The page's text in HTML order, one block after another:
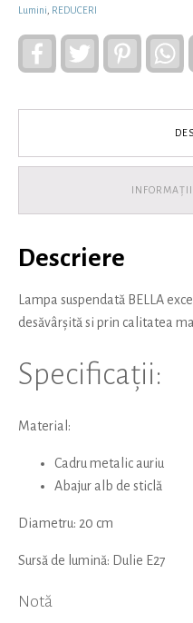
glob
sticlă
20
Lumini REDUCERI
FacebookTwitter Pinterest
Descriere
Lampa suspendată BELLA
desăvârșită si prin calitatea
Specificații:
Material:
Cadru metalic auriu
Abajur alb de sticlă
Diametru: 20 cm
Sursă de lumină: Dulie E27
Notă